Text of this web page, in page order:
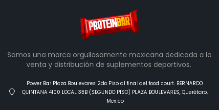
Somos una marca orgullosamente mexicana dedicada a la
venta y distribución de suplementos deportivos.
Power Bar Plaza Boulevares 2do Piso al final del food court. BERNARDO
QUINTANA 4100 LOCAL 38B (SEGUNDO PISO) PLAZA BOULEVARES, Querétaro,
Mexico